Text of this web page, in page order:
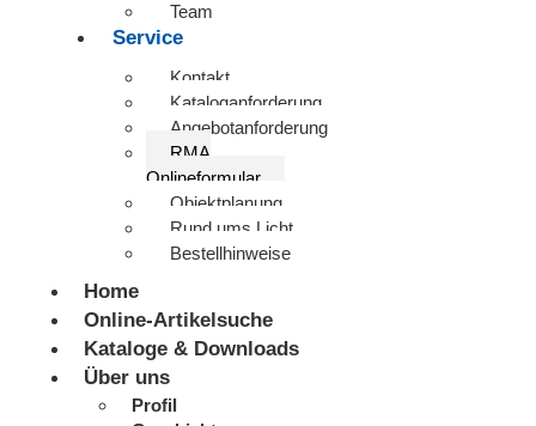
Team
Service
Kontakt
Kataloganforderung
Angebotanforderung
RMA
Onlineformular
Objektplanung
Rund ums Licht
Bestellhinweise
Home
Online-Artikelsuche
Kataloge & Downloads
Über uns
Profil